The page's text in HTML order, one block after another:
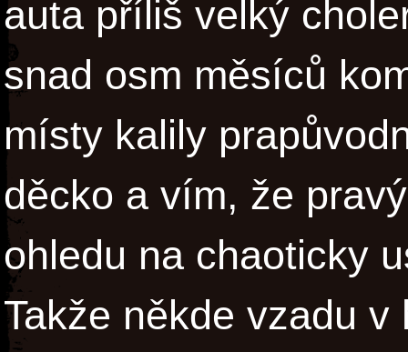
auta příliš velký
snad osm měsíců
místy kalily
děcko a vím, že
ohledu na chaoticky
Takže někde vzadu